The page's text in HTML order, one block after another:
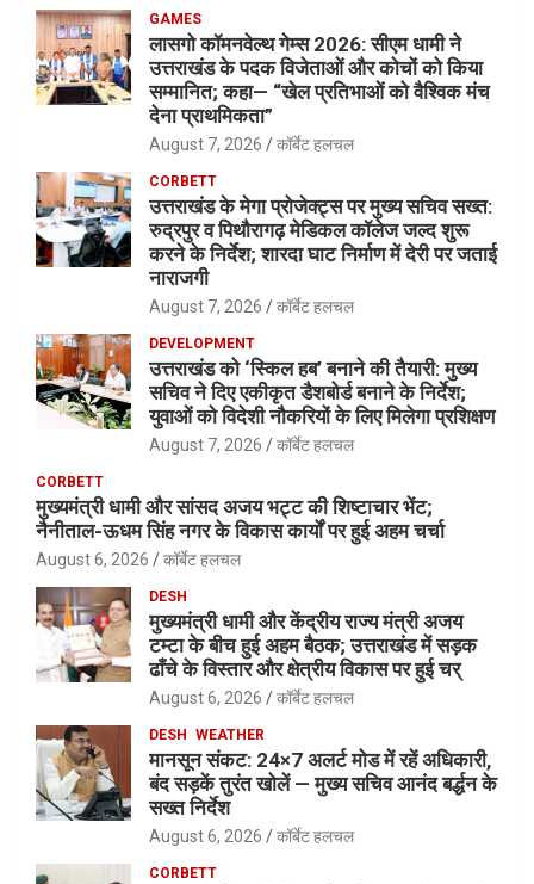
GAMES
लासगो कॉमनवेल्थ गेम्स 2026: सीएम धामी ने
उत्तराखंड के पदक विजेताओं और कोचों को किया
सम्मानित; कहा— “खेल प्रतिभाओं को वैश्विक मंच
देना प्राथमिकता”
August 7, 2026 कॉर्बेट हलचल
CORBETT
उत्तराखंड के मेगा प्रोजेक्ट्स पर मुख्य सचिव सख्त:
रुद्रपुर व पिथौरागढ़ मेडिकल कॉलेज जल्द शुरू
करने के निर्देश; शारदा घाट निर्माण में देरी पर जताई
नाराजगी
August 7, 2026 कॉर्बेट हलचल
DEVELOPMENT
उत्तराखंड को ‘स्किल हब’ बनाने की तैयारी: मुख्य
सचिव ने दिए एकीकृत डैशबोर्ड बनाने के निर्देश;
युवाओं को विदेशी नौकरियों के लिए मिलेगा प्रशिक्षण
August 7, 2026 कॉर्बेट हलचल
CORBETT
मुख्यमंत्री धामी और सांसद अजय भट्ट की शिष्टाचार भेंट;
नैनीताल-ऊधम सिंह नगर के विकास कार्यों पर हुई अहम चर्चा
August 6, 2026 कॉर्बेट हलचल
DESH
मुख्यमंत्री धामी और केंद्रीय राज्य मंत्री अजय
टम्टा के बीच हुई अहम बैठक; उत्तराखंड में सड़क
ढाँचे के विस्तार और क्षेत्रीय विकास पर हुई चर्
August 6, 2026 कॉर्बेट हलचल
DESH WEATHER
मानसून संकट: 24×7 अलर्ट मोड में रहें अधिकारी,
बंद सड़कें तुरंत खोलें — मुख्य सचिव आनंद बर्द्धन के
सख्त निर्देश
August 6, 2026 कॉर्बेट हलचल
CORBETT